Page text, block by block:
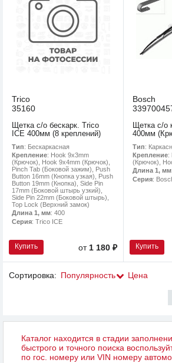
Trico
35160
Щетка с/о бескарк. Trico
ICE 400мм (8 креплений)
Тип: Бескаркасная
Крепление: Hook 9x3mm
(Крючок), Hook 9x4mm (Крючок),
Pinch Tab (Боковой зажим), Push
Button 16mm (Кнопка узкая), Push
Button 19mm (Кнопка), Side Pin
17mm (Боковой штырь узкий),
Side Pin 22mm (Боковой штырь),
Top Lock (Верхний замок)
Длина 1, мм: 400
Серия: Trico ICE
Купить от1 180 ₽
Bosch
Щетка с/о
400мм
Тип:
Крепление:
(Крючок),
Длина 1, мм
Серия:
Купить
Сортировка: Популярность Цена
Каталог находится в стадии
быстрого и точного поиска
по гос. номеру или VIN номеру